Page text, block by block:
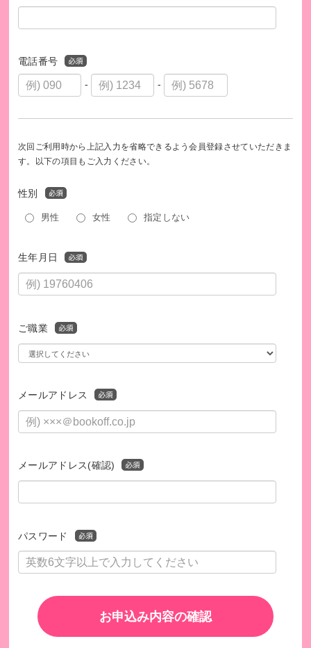
電話番号
- -
次回ご利用時から上記入力を省略できるよう会員登録させていただきま
す。以下の項目もご入力ください。
性別
男性 女性 指定しない
生年月日
ご職業
メールアドレス
メールアドレス(確認)
パスワード
お申込み内容の確認